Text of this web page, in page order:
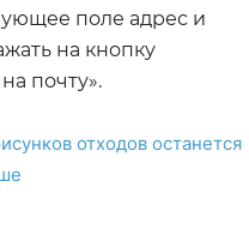
поле адрес и
на кнопку
почту».